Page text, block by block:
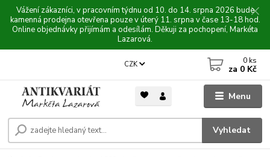
Vážení zákazníci, v pracovním týdnu od 10. do 14. srpna 2026 bude
kamenná prodejna otevřena pouze v úterý 11. srpna v čase 13-18 hod.
Online objednávky přijímám a odesílám. Děkuji za pochopení, Markéta
Lazarová.
Menu
CZK
Vyhledat
0 ks
za 0 Kč